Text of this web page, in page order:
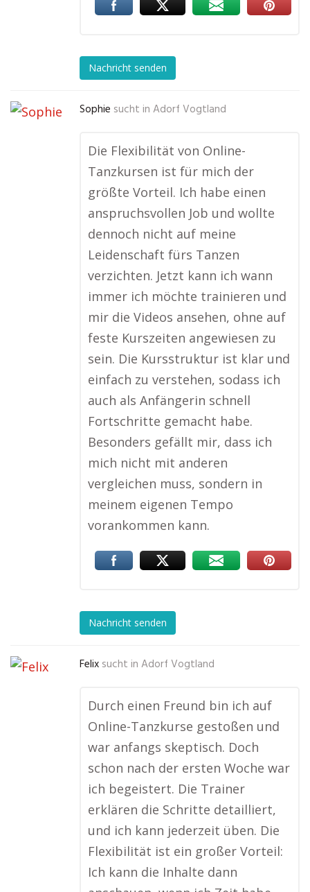
Nachricht senden
Sophie sucht in Adorf Vogtland
Die Flexibilität von Online-
Tanzkursen ist für mich der
größte Vorteil. Ich habe einen
anspruchsvollen Job und wollte
dennoch nicht auf meine
Leidenschaft fürs Tanzen
verzichten. Jetzt kann ich wann
immer ich möchte trainieren und
mir die Videos ansehen, ohne auf
feste Kurszeiten angewiesen zu
sein. Die Kursstruktur ist klar und
einfach zu verstehen, sodass ich
auch als Anfängerin schnell
Fortschritte gemacht habe.
Besonders gefällt mir, dass ich
mich nicht mit anderen
vergleichen muss, sondern in
meinem eigenen Tempo
vorankommen kann.
Nachricht senden
Felix sucht in Adorf Vogtland
Durch einen Freund bin ich auf
Online-Tanzkurse gestoßen und
war anfangs skeptisch. Doch
schon nach der ersten Woche war
ich begeistert. Die Trainer
erklären die Schritte detailliert,
und ich kann jederzeit üben. Die
Flexibilität ist ein großer Vorteil:
Ich kann die Inhalte dann